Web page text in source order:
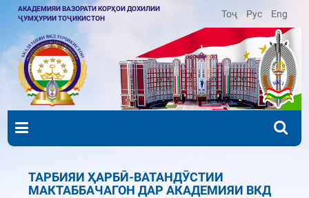
АКАДЕМИЯИ ВАЗОРАТИ КОРҲОИ ДОХИЛИИ
ҶУМҲУРИИ ТОҶИКИСТОН
Тоҷ Рус Eng
ТАРБИЯИ ҲАРБӢ-ВАТАНДӮСТИИ
МАКТАББАЧАГОН ДАР АКАДЕМИЯИ ВКД